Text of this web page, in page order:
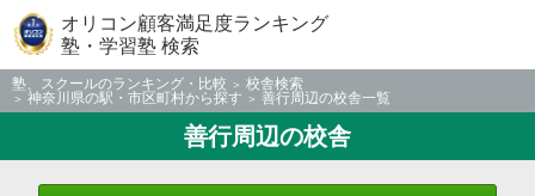
オリコン顧客満足度ランキング
塾・学習塾 検索
塾、スクールのランキング・比較
校舎検索
神奈川県の駅・市区町村から探す
善行周辺の校舎一覧
善行周辺の校舎